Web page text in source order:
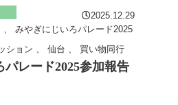
2025.12.29
、みやぎにじいろパレード2025
ション 、仙台 買い物同行
パレード2025参加報告